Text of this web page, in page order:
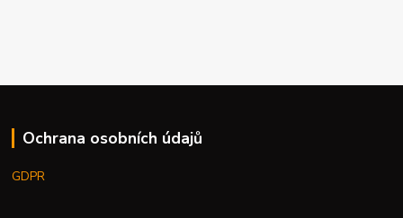
Ochrana osobních údajů
GDPR